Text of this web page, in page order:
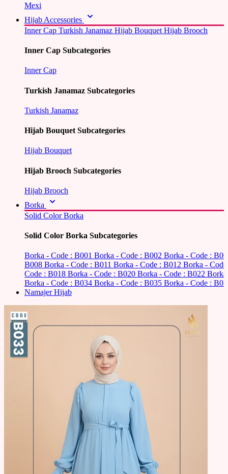
Mexi
Hijab Accessories
Inner Cap Turkish Janamaz Hijab Bouquet Hijab Brooch
Inner Cap Subcategories
Inner Cap
Turkish Janamaz Subcategories
Turkish Janamaz
Hijab Bouquet Subcategories
Hijab Bouquet
Hijab Brooch Subcategories
Hijab Brooch
Borka
Solid Color Borka
Solid Color Borka Subcategories
Borka - Code : B001 Borka - Code : B002 Borka - Code :
B008 Borka - Code : B011 Borka - Code : B012 Borka -
Code : B018 Borka - Code : B020 Borka - Code : B022
Borka - Code : B034 Borka - Code : B035 Borka - Code :
Namajer Hijab